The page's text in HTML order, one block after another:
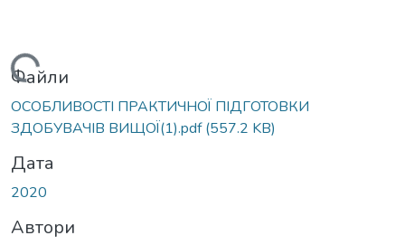
Файли
ОСОБЛИВОСТІ ПРАКТИЧНОЇ ПІДГОТОВКИ
ЗДОБУВАЧІВ ВИЩОЇ(1).pdf(557.2 KB)
Дата
2020
Автори